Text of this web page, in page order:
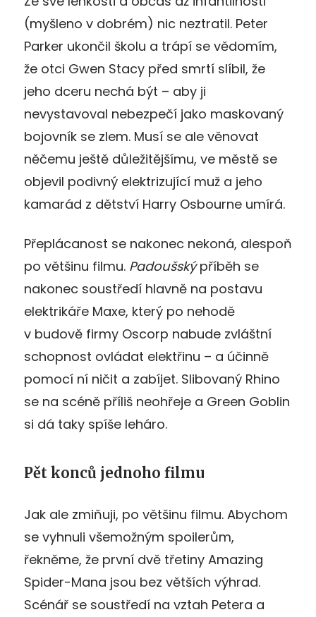
(myšleno v dobrém) nic neztratil. Peter
Parker ukončil školu a trápí se vědomím,
že otci Gwen Stacy před smrtí slíbil, že
jeho dceru nechá být – aby ji
nevystavoval nebezpečí jako maskovaný
bojovník se zlem. Musí se ale věnovat
něčemu ještě důležitějšímu, ve městě se
objevil podivný elektrizující muž a jeho
kamarád z dětství Harry Osbourne umírá.
Přeplácanost se nakonec nekoná, alespoň
po většinu filmu. Padoušskýpříběh se
nakonec soustředí hlavně na postavu
elektrikáře Maxe, který po nehodě
v budově firmy Oscorp nabude zvláštní
schopnost ovládat elektřinu – a účinně
pomocí ní ničit a zabíjet. Slibovaný Rhino
se na scéně příliš neohřeje a Green Goblin
si dá taky spíše leháro.
Pět konců jednoho filmu
Jak ale zmiňuji, po většinu filmu. Abychom
se vyhnuli všemožným spoilerům,
řekněme, že první dvě třetiny Amazing
Spider-Mana jsou bez větších výhrad.
Scénář se soustředí na vztah Petera a